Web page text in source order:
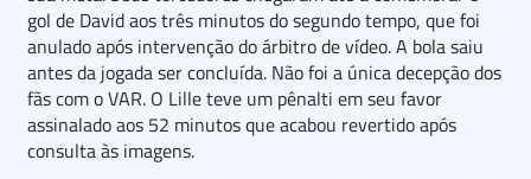
gol de David aos três minutos do segundo tempo, que foi
anulado após intervenção do árbitro de vídeo. A bola saiu
antes da jogada ser concluída. Não foi a única decepção dos
fãs com o VAR. O Lille teve um pênalti em seu favor
assinalado aos 52 minutos que acabou revertido após
consulta às imagens.